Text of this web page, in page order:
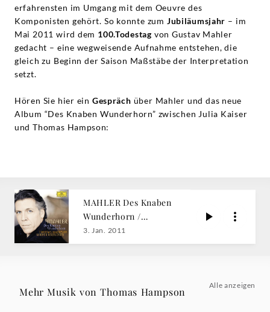
erfahrensten im Umgang mit dem Oeuvre des
Komponisten gehört. So konnte zum Jubiläumsjahr – im
Mai 2011 wird dem 100.Todestag von Gustav Mahler
gedacht – eine wegweisende Aufnahme entstehen, die
gleich zu Beginn der Saison Maßstäbe der Interpretation
setzt.
Hören Sie hier ein Gespräch über Mahler und das neue
Album “Des Knaben Wunderhorn” zwischen Julia Kaiser
und Thomas Hampson:
MAHLER Des Knaben
Wunderhorn /
Thomas Hampson
3. Jan. 2011
Mehr Musik von Thomas Hampson
Alle anzeigen